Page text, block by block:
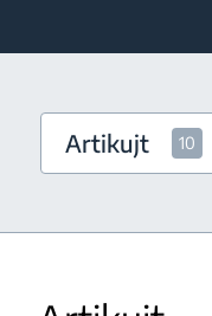
Artikujt 10